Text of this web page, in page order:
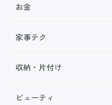
お金
家事テク
収納・片付け
ビューティ